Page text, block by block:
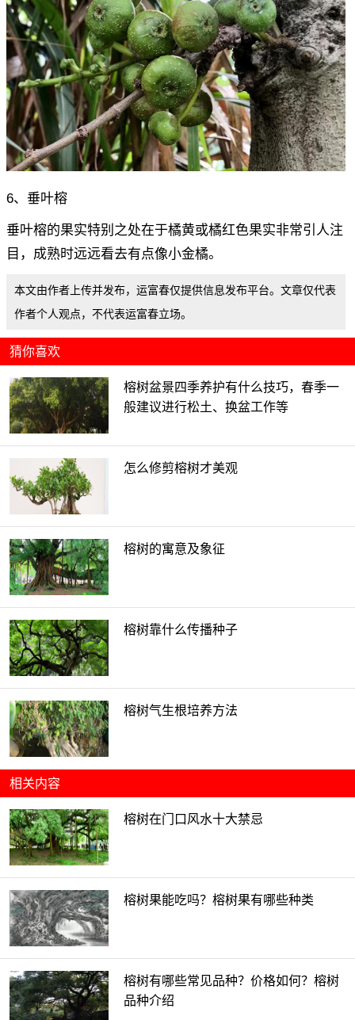
6、垂叶榕
垂叶榕的果实特别之处在于橘黄或橘红色果实非常引人注
目，成熟时远远看去有点像小金橘。
本文由作者上传并发布，运富春仅提供信息发布平台。文章仅代表
作者个人观点，不代表运富春立场。
猜你喜欢
榕树盆景四季养护有什么技巧，春季一
般建议进行松土、换盆工作等
怎么修剪榕树才美观
榕树的寓意及象征
榕树靠什么传播种子
榕树气生根培养方法
相关内容
榕树在门口风水十大禁忌
榕树果能吃吗？榕树果有哪些种类
榕树有哪些常见品种？价格如何？榕树
品种介绍